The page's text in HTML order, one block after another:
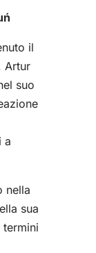
il
Artur
suo
a
nella
sua